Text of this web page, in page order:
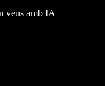
veus amb IA